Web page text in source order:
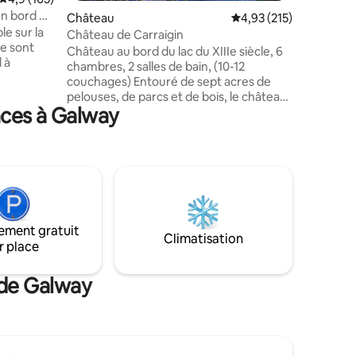
bord de
sur la
sont
à
à
»
un
une
Château Évaluation moyenne
4,93 (215)
Château de Carraigin
Château au bord du lac du XIIIe siècle, 6
chambres, 2 salles de bain, (10-12
couchages) Entouré de sept acres de
pelouses, de parcs et de bois, le château
de Carraigin est une maison de vacances
idyllique dans un cadre magnifique sur
simplement vous détendre près du foyer
ouvert et contempler la grandeur simple
de cette ancienne demeure, un exemple
rare et magnifique d'une « maison-hall »
à Galway
gratuit
place
Climatisation
Galway